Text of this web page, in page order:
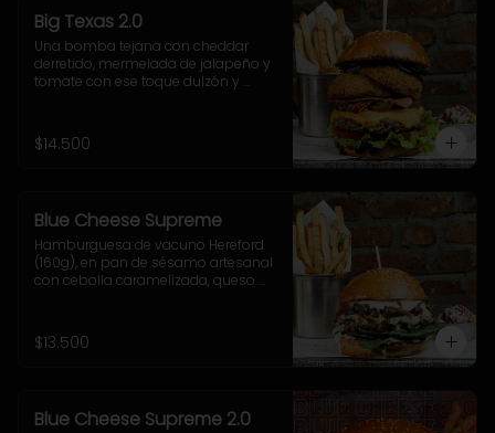
Big Texas 2.0
Una bomba tejana con cheddar
derretido, mermelada de jalapeño y
tomate con ese toque dulzón y
crocante y nuestra poderosa
sriracha BBQ.
$14.500
Blue Cheese Supreme
Hamburguesa de vacuno Hereford
(160g), en pan de sésamo artesanal
con cebolla caramelizada, queso
acompañamiento a elección.
$13.500
Blue Cheese Supreme 2.0